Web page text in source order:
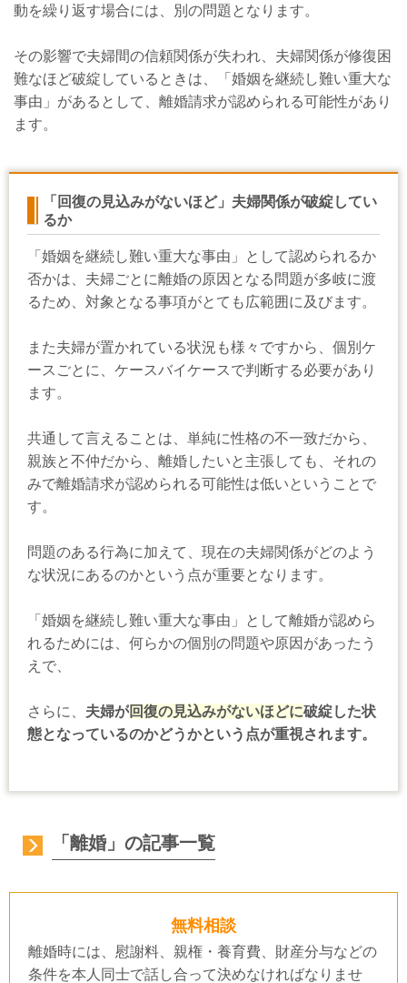
動を繰り返す場合には、別の問題となります。
その影響で夫婦間の信頼関係が失われ、夫婦関係が修復困
難なほど破綻しているときは、「婚姻を継続し難い重大な
事由」があるとして、離婚請求が認められる可能性があり
ます。
「回復の見込みがないほど」夫婦関係が破綻してい
るか
「婚姻を継続し難い重大な事由」として認められるか
否かは、夫婦ごとに離婚の原因となる問題が多岐に渡
るため、対象となる事項がとても広範囲に及びます。
また夫婦が置かれている状況も様々ですから、個別ケ
ースごとに、ケースバイケースで判断する必要があり
ます。
共通して言えることは、単純に性格の不一致だから、
親族と不仲だから、離婚したいと主張しても、それの
みで離婚請求が認められる可能性は低いということで
す。
問題のある行為に加えて、現在の夫婦関係がどのよう
な状況にあるのかという点が重要となります。
「婚姻を継続し難い重大な事由」として離婚が認めら
れるためには、何らかの個別の問題や原因があったう
えで、
さらに、 夫婦が回復の見込みがないほどに破綻した状
態となっているのかどうかという点が重視されます。
「離婚」の記事一覧
無料相談
離婚時には、慰謝料、親権・養育費、財産分与などの
条件を本人同士で話し合って決めなければなりませ